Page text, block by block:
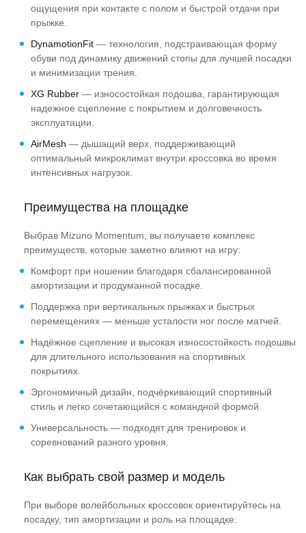
ощущения при контакте с полом и быстрой отдачи при
прыжке.
DynamotionFit — технология, подстраивающая форму
обуви под динамику движений стопы для лучшей посадки
и минимизации трения.
XG Rubber — износостойкая подошва, гарантирующая
надежное сцепление с покрытием и долговечность
эксплуатации.
AirMesh — дышащий верх, поддерживающий
оптимальный микроклимат внутри кроссовка во время
интенсивных нагрузок.
Преимущества на площадке
Выбрав Mizuno Momentum, вы получаете комплекс
преимуществ, которые заметно влияют на игру:
Комфорт при ношении благодаря сбалансированной
амортизации и продуманной посадке.
Поддержка при вертикальных прыжках и быстрых
перемещениях — меньше усталости ног после матчей.
Надёжное сцепление и высокая износостойкость подошвы
для длительного использования на спортивных
покрытиях.
Эргономичный дизайн, подчёркивающий спортивный
стиль и легко сочетающийся с командной формой.
Универсальность — подходят для тренировок и
соревнований разного уровня.
Как выбрать свой размер и модель
При выборе волейбольных кроссовок ориентируйтесь на
посадку, тип амортизации и роль на площадке: